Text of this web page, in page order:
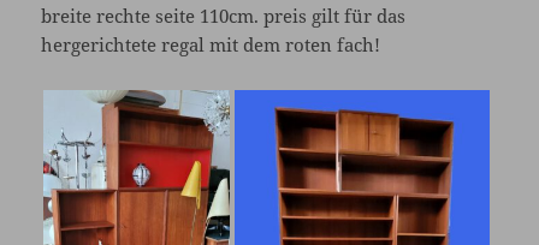
breite rechte seite 110cm. preis gilt für das
hergerichtete regal mit dem roten fach!